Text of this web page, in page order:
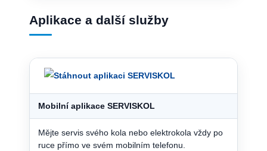
Aplikace a další služby
Mobilní aplikace SERVISKOL
Mějte servis svého kola nebo elektrokola vždy po
ruce přímo ve svém mobilním telefonu.